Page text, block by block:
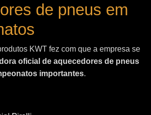
de pneus em
KWT fez com que a empresa se
oficial de aquecedores de pneus
importantes.